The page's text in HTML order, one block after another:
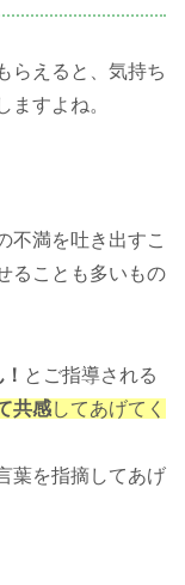
らえると、気持ち
ますよね。
不満を吐き出すこ
ることも多いもの
とご指導される
共感してあげてく
葉を指摘してあげ